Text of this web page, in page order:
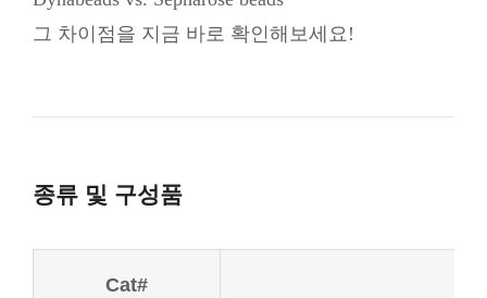
그 차이점을 지금 바로 확인해보세요!
종류 및 구성품
Cat#